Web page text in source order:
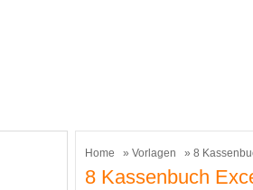
Home » Vorlagen » 8
8 Kassenbuch